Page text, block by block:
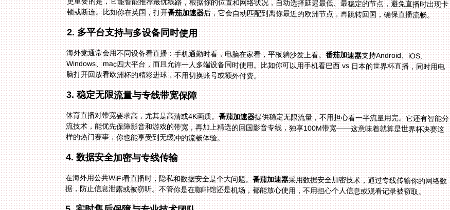
顿或断连。比如你在英国，打开番茄加速器后，它会自动匹配到离你最近的欧洲节点，再跳转回国，确保直播流畅。
2. 多平台支持与多设备同时使用
海外党通常会用不同设备看直播：手机通勤时看，电脑在家看，平板躺沙发上看。番茄加速器支持Android、iOS、
Windows、mac四大平台，而且允许一人多端设备同时使用。比如你可以用手机看巴西 vs 日本的世界杯直播，同时用电
脑打开回放看欧洲杯的精彩进球，不用切换账号或额外付费。
3. 稳定无限流量与专线带宽保障
体育直播对带宽要求高，尤其是高清或4K画质。番茄加速器提供稳定无限流量，不用担心看一半流量用完。它还有智能分
流技术，能优先保障影音和游戏的带宽，再加上精选的回国影音专线，独享100M带宽——这意味着就算是世界杯决赛这
样的热门赛事，你也能享受到无缓冲的流畅体验。
4. 数据安全加密与专线传输
在海外用公共WiFi看直播时，隐私和数据安全是个大问题。番茄加速器采用数据安全加密技术，通过专线传输你的网络数
据，防止信息泄露或被窃听。不管你是在咖啡馆还是机场，都能放心使用，不用担心个人信息或观看记录被窃取。